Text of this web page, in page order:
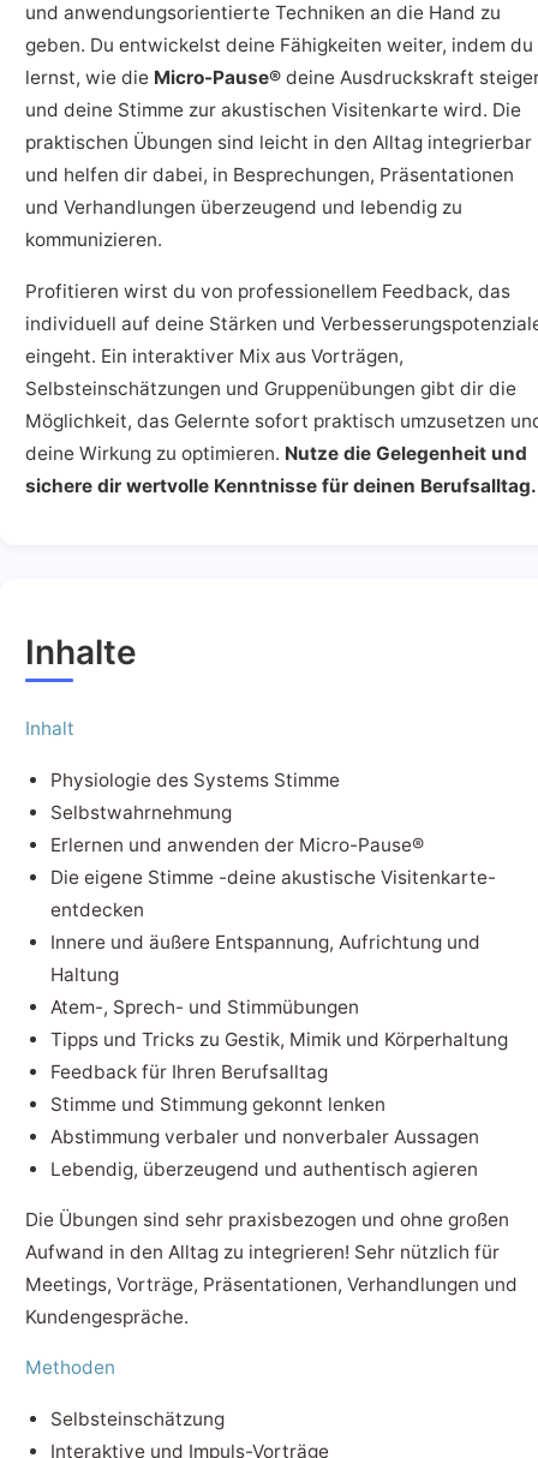
und anwendungsorientierte Techniken an die Hand zu
geben. Du entwickelst deine Fähigkeiten weiter, indem du
lernst, wie die Micro-Pause® deine Ausdruckskraft
und deine Stimme zur akustischen Visitenkarte wird. Die
praktischen Übungen sind leicht in den Alltag integrierbar
und helfen dir dabei, in Besprechungen, Präsentationen
und Verhandlungen überzeugend und lebendig zu
kommunizieren.
Profitieren wirst du von professionellem Feedback, das
individuell auf deine Stärken und
eingeht. Ein interaktiver Mix aus Vorträgen,
Selbsteinschätzungen und Gruppenübungen gibt dir die
Möglichkeit, das Gelernte sofort praktisch umzusetzen
deine Wirkung zu optimieren. Nutze die Gelegenheit und
sichere dir wertvolle Kenntnisse für deinen Berufsalltag.
Inhalte
Inhalt
Physiologie des Systems Stimme
Selbstwahrnehmung
Erlernen und anwenden der Micro-Pause®
Die eigene Stimme -deine akustische Visitenkarte-
entdecken
Innere und äußere Entspannung, Aufrichtung und
Haltung
Atem-, Sprech- und Stimmübungen
Tipps und Tricks zu Gestik, Mimik und Körperhaltung
Feedback für Ihren Berufsalltag
Stimme und Stimmung gekonnt lenken
Abstimmung verbaler und nonverbaler Aussagen
Lebendig, überzeugend und authentisch agieren
Die Übungen sind sehr praxisbezogen und ohne großen
Aufwand in den Alltag zu integrieren! Sehr nützlich für
Meetings, Vorträge, Präsentationen, Verhandlungen und
Kundengespräche.
Methoden
Selbsteinschätzung
Interaktive und Impuls-Vorträge